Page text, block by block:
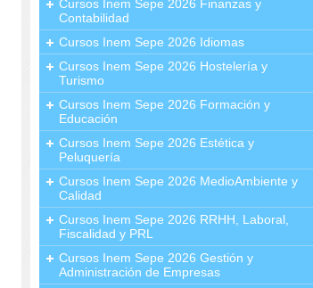
Cursos Inem Sepe 2026 Finanzas y
Contabilidad
Cursos Inem Sepe 2026 Idiomas
Cursos Inem Sepe 2026 Hostelería y
Turismo
Cursos Inem Sepe 2026 Formación y
Educación
Cursos Inem Sepe 2026 Estética y
Peluquería
Cursos Inem Sepe 2026 MedioAmbiente y
Calidad
Cursos Inem Sepe 2026 RRHH, Laboral,
Fiscalidad y PRL
Cursos Inem Sepe 2026 Gestión y
Administración de Empresas